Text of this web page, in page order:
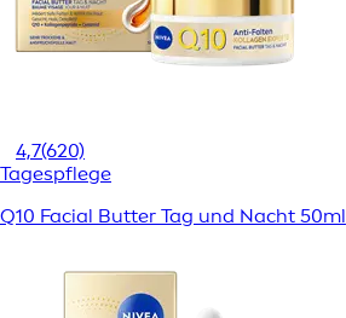
4,7(620)
Tagespflege
Q10 Facial Butter Tag und Nacht 50ml